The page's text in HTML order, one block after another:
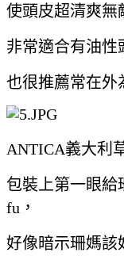
使頭皮超清爽無
非常適合有油性
也很推薦常在外
ANTICA義大利
包裝上第一眼給
fu，
好像暗示珊媽該